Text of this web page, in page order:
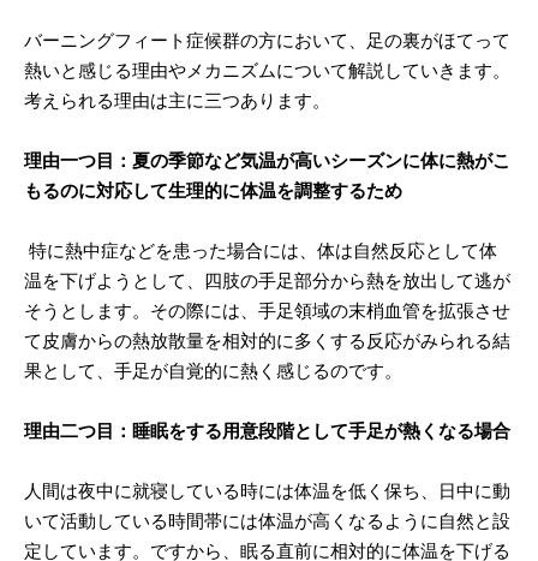
バーニングフィート症候群の方において、足の裏がほてって
熱いと感じる理由やメカニズムについて解説していきます。
考えられる理由は主に三つあります。
理由一つ目：夏の季節など気温が高いシーズンに体に熱がこ
もるのに対応して生理的に体温を調整するため
特に熱中症などを患った場合には、体は自然反応として体
温を下げようとして、四肢の手足部分から熱を放出して逃が
そうとします。その際には、手足領域の末梢血管を拡張させ
て皮膚からの熱放散量を相対的に多くする反応がみられる結
果として、手足が自覚的に熱く感じるのです。
理由二つ目：睡眠をする用意段階として手足が熱くなる場合
人間は夜中に就寝している時には体温を低く保ち、日中に動
いて活動している時間帯には体温が高くなるように自然と設
定しています。ですから、眠る直前に相対的に体温を下げる